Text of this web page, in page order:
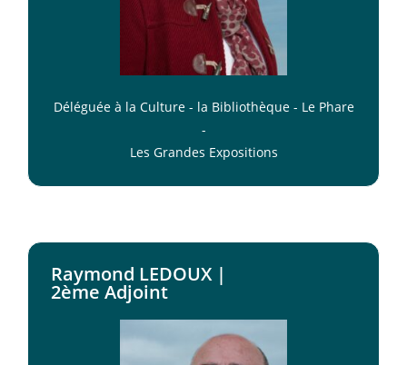
Déléguée à la Culture - la Bibliothèque - Le Phare
-
Les Grandes Expositions
Raymond LEDOUX |
2ème Adjoint